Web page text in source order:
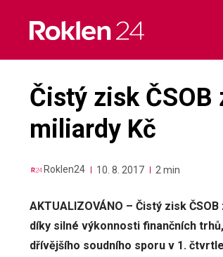
content
Čistý zisk
miliardy Kč
Roklen24 10. 8. 2017 2 min
AKTUALIZOVÁNO – Čistý zisk
díky silné výkonnosti finančních
dřívějšího soudního sporu v 1.